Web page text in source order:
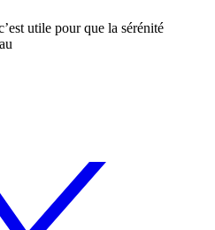
utile pour que la sérénité